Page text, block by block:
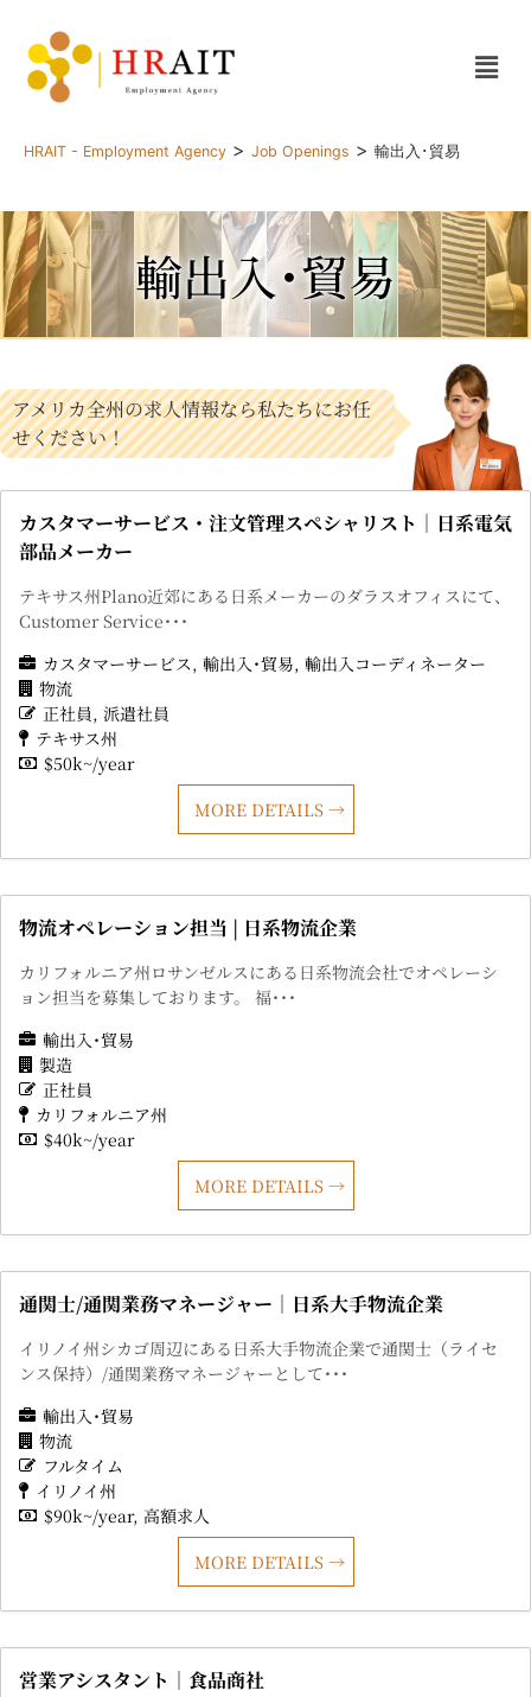
HRAIT - Employment Agency > Job Openings > 輸出入･貿易
輸出入･貿易
アメリカ全州の求人情報なら私たちにお任
せください！
カスタマーサービス・注文管理スペシャリスト｜日系電気
部品メーカー
テキサス州Plano近郊にある日系メーカーのダラスオフィスにて、
Customer Service･･･
カスタマーサービス 輸出入･貿易 輸出入コーディネーター
物流
正社員 派遣社員
テキサス州
$50k~/year
MORE DETAILS
物流オペレーション担当 | 日系物流企業
カリフォルニア州ロサンゼルスにある日系物流会社でオペレーシ
ョン担当を募集しております。 福･･･
輸出入･貿易
製造
正社員
カリフォルニア州
$40k~/year
MORE DETAILS
通関士/通関業務マネージャー｜日系大手物流企業
イリノイ州シカゴ周辺にある日系大手物流企業で通関士（ライセ
ンス保持）/通関業務マネージャーとして･･･
輸出入･貿易
物流
フルタイム
イリノイ州
$90k~/year 高額求人
MORE DETAILS
営業アシスタント｜食品商社